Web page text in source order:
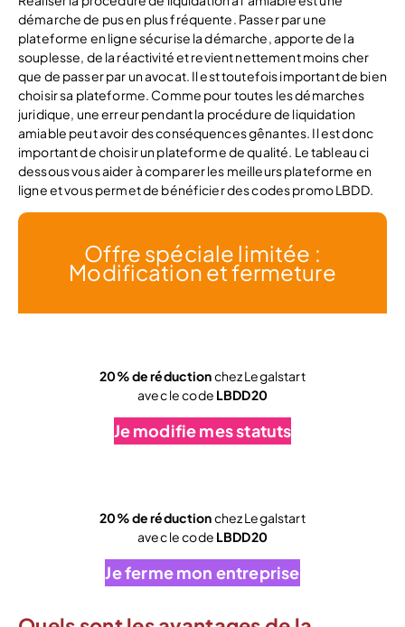
démarche de pus en plus fréquente. Passer par une
plateforme en ligne sécurise la démarche, apporte de la
souplesse, de la réactivité et revient nettement moins cher
que de passer par un avocat. Il est toutefois important de bien
choisir sa plateforme. Comme pour toutes les démarches
juridique, une erreur pendant la procédure de liquidation
amiable peut avoir des conséquences gênantes. Il est donc
important de choisir un plateforme de qualité. Le tableau ci
dessous vous aider à comparer les meilleurs plateforme en
ligne et vous permet de bénéficier des codes promo LBDD.
Offre spéciale limitée :
Modification et fermeture
20% de réductionchez Legalstart
avec le code LBDD20
Je modifie mes statuts
20% de réductionchez Legalstart
avec le code LBDD20
Je ferme mon entreprise